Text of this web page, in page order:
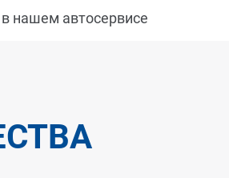
нашем автосервисе